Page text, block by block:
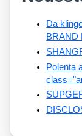
Da
BRAND
Polenta